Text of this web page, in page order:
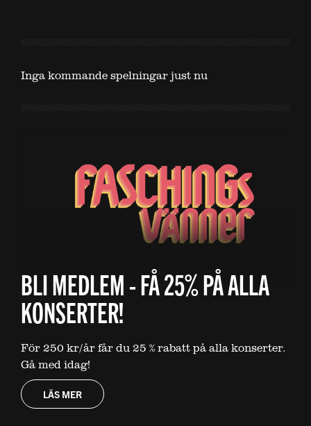
Inga kommande spelningar just nu
BLI MEDLEM - FÅ 25% PÅ ALLA
KONSERTER!
För 250 kr/år får du 25 % rabatt på alla konserter.
Gå med idag!
LÄS MER